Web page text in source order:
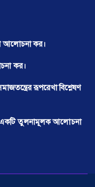
আলোচনা কর।
কর।
রূপরেখা বিশ্লেষণ
একটি তুলনামূলক আলোচনা